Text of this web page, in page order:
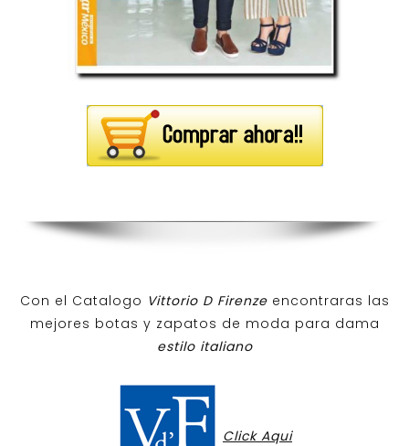
Con el Catalogo Vittorio D Firenzeencontraras las
mejores botas y zapatos de moda para dama
estilo italiano
Click Aqui